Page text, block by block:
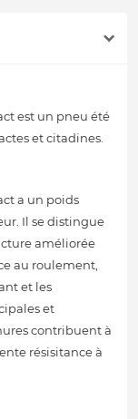
est un pneu été
et citadines.
a un poids
Il se distingue
améliorée
au roulement,
et les
et
contribuent à
résisitance à